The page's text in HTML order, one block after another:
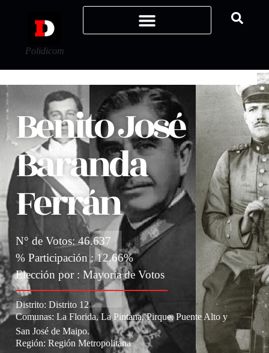
Polidicom
Benito José
Baranda
Ferrán
N° de Votos: 46.637
% Participación : 12.66%
Elección por : Mayoría de Votos
Distrito: Distrito 12
Comunas: La Florida, La Pintana, Pirque, Puente Alto y
San José de Maipo.
Región: Región Metropolitana